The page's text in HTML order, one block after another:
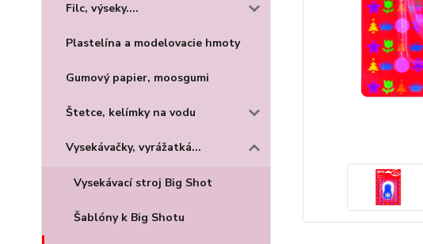
Filc, výseky....
Plastelína a modelovacie hmoty
Gumový papier, moosgumi
Štetce, kelímky na vodu
Vysekávačky, vyrážatká...
Vysekávací stroj Big Shot
Šablóny k Big Shotu